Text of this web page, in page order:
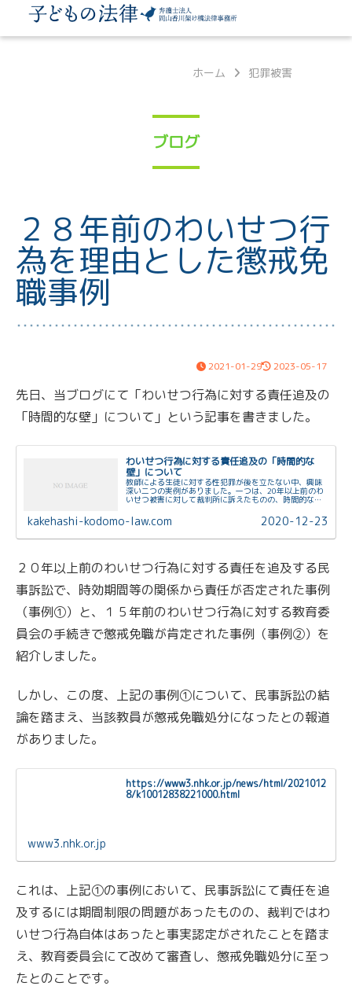
ホーム 犯罪被害
ブログ
２８年前のわいせつ行
為を理由とした懲戒免
職事例
2021-01-29 2023-05-17
先日、当ブログにて「わいせつ行為に対する責任追及の
「時間的な壁」について」という記事を書きました。
わいせつ行為に対する責任追及の「時間的な
壁」について
教師による生徒に対する性犯罪が後を立たない中、興味
深い二つの実例がありました。一つは、20年以上前のわ
いせつ被害に対して裁判所に訴えたものの、時間的な壁
つは、15年前のわいせつ被害について、...
kakehashi-kodomo-law.com 2020-12-23
２０年以上前のわいせつ行為に対する責任を追及する民
事訴訟で、時効期間等の関係から責任が否定された事例
（事例➀）と、１５年前のわいせつ行為に対する教育委
員会の手続きで懲戒免職が肯定された事例（事例②）を
紹介しました。
しかし、この度、上記の事例➀について、民事訴訟の結
論を踏まえ、当該教員が懲戒免職処分になったとの報道
がありました。
https://www3.nhk.or.jp/news/html/2021012
8/k10012838221000.html
www3.nhk.or.jp
これは、上記➀の事例において、民事訴訟にて責任を追
及するには期間制限の問題があったものの、裁判ではわ
いせつ行為自体はあったと事実認定がされたことを踏ま
え、教育委員会にて改めて審査し、懲戒免職処分に至っ
たとのことです。